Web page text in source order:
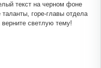
текст на черном фоне
горе-главы отдела
верните светлую тему!